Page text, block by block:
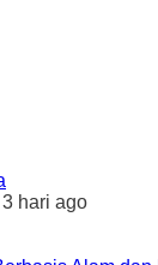
3 hari ago